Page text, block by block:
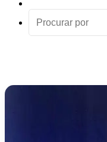
aleatório